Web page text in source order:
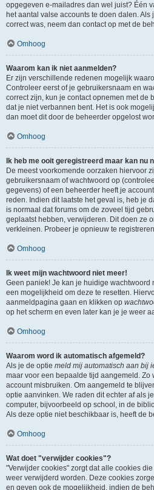
opgegeven e-mailadres dan wel juist? Één
het aantal valse accounts te doen dalen.
correct was, neem dan contact op met de
Omhoog
Waarom kan ik niet aanmelden?
Er zijn verschillende redenen mogelijk
Controleer eerst of je gebruikersnaam en
correct zijn, kun je contact opnemen met de
dat je niet verbannen bent. Het is ook
dan moet dit door de beheerder opgelost
Omhoog
Ik heb me ooit geregistreerd maar kan nu
De meest voorkomende oorzaken hiervoor
gebruikersnaam of wachtwoord op
gegevens) of een beheerder heeft je
reden. Indien dit laatste het geval is, heb je
is normaal dat forums om de zoveel tijd
geplaatst hebben, verwijderen. Dit doen ze
verkleinen. Probeer je opnieuw te
Omhoog
Ik weet mijn wachtwoord niet meer!
Geen paniek! Je kan je huidige wachtwoord
een mogelijkheid om deze te resetten.
aanmeldpagina gaan en klikken op
op het scherm en even later kan je je weer
Omhoog
Waarom word ik automatisch afgemeld?
Als je de optie meld mij automatisch aan bij
maar voor een bepaalde tijd aangemeld. Zo
account misbruiken. Om aangemeld te
optie aanvinken. We raden dit echter af als
computer, bijvoorbeeld op school, in de
Als deze optie niet beschikbaar is, heeft de
Omhoog
Wat doet "verwijder cookies"?
"Verwijder cookies" zorgt dat alle cookies
weer verwijderd worden. Deze cookies
en geven ook de mogelijkheid, indien de